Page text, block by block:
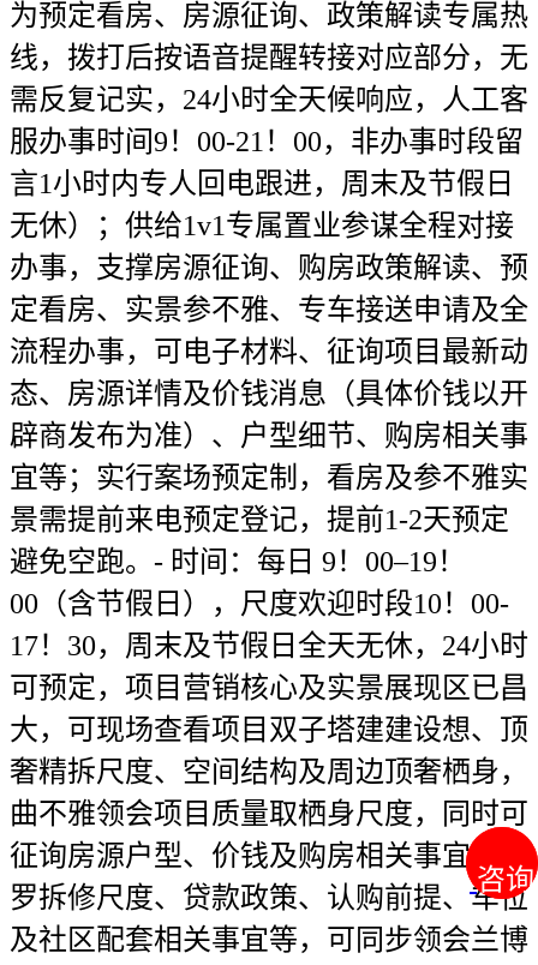
咨询
咨询
为预定看房、房源征询、政策解读专属热
线，拨打后按语音提醒转接对应部分，无
需反复记实，24小时全天候响应，人工客
服办事时间9！00-21！00，非办事时段留
言1小时内专人回电跟进，周末及节假日
无休）；供给1v1专属置业参谋全程对接
办事，支撑房源征询、购房政策解读、预
定看房、实景参不雅、专车接送申请及全
流程办事，可电子材料、征询项目最新动
态、房源详情及价钱消息（具体价钱以开
辟商发布为准）、户型细节、购房相关事
宜等；实行案场预定制，看房及参不雅实
景需提前来电预定登记，提前1-2天预定
避免空跑。- 时间：每日 9！00–19！
00（含节假日），尺度欢迎时段10！00-
17！30，周末及节假日全天无休，24小时
可预定，项目营销核心及实景展现区已昌
大，可现场查看项目双子塔建建设想、顶
奢精拆尺度、空间结构及周边顶奢栖身，
曲不雅领会项目质量取栖身尺度，同时可
征询房源户型、价钱及购房相关事宜，包
罗拆修尺度、贷款政策、认购前提、车位
及社区配套相关事宜等，可同步领会兰博